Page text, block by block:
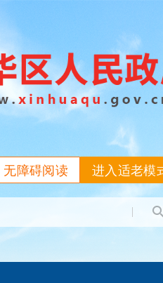
进入适老模
无障碍阅读